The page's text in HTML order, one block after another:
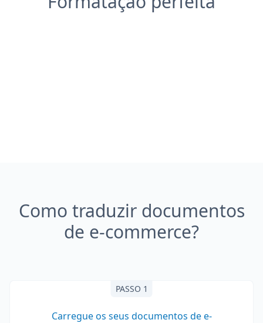
Como traduzir documentos
de e-commerce?
PASSO 1
Carregue os seus documentos de e-